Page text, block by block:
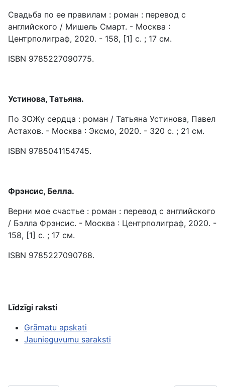
Свадьба по ее правилам : роман : перевод с
английского / Мишель Смарт. - Москва :
Центрполиграф, 2020. - 158, [1] с. ; 17 см.
ISBN 9785227090775.
Устинова, Татьяна.
По ЗОЖу сердца : роман / Татьяна Устинова, Павел
Астахов. - Москва : Эксмо, 2020. - 320 с. ; 21 см.
ISBN 9785041154745.
Фрэнсис, Белла.
Верни мое счастье : роман : перевод с английского
/ Бэлла Фрэнсис. - Москва : Центрполиграф, 2020. -
158, [1] с. ; 17 см.
ISBN 9785227090768.
Līdzīgi raksti
Grāmatu apskati
Jaunieguvumu saraksti